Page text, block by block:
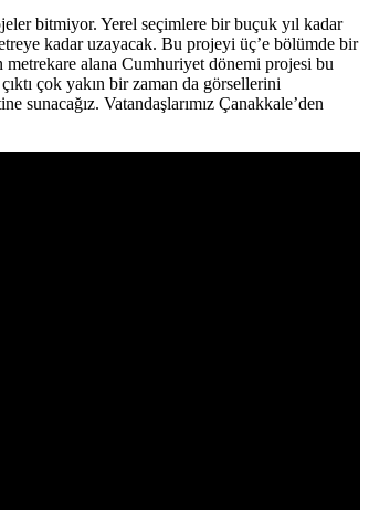
bitmiyor. Yerel seçimlere bir buçuk yıl kadar
kadar uzayacak. Bu projeyi üç’e bölümde bir
metrekare alana Cumhuriyet dönemi projesi bu
çok yakın bir zaman da görsellerini
Vatandaşlarımız Çanakkale’den